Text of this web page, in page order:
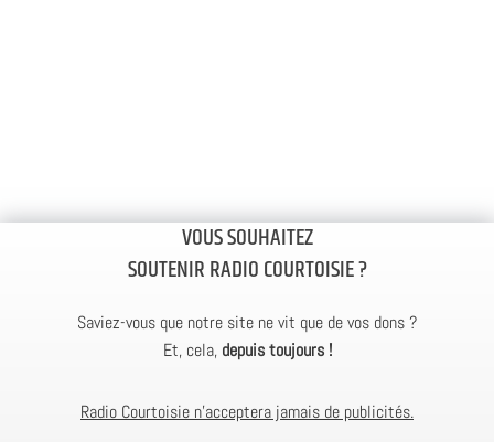
VOUS SOUHAITEZ
SOUTENIR RADIO COURTOISIE ?
Saviez-vous que notre site ne vit que de vos dons ?
Et, cela, depuis toujours !
Radio Courtoisie n’acceptera jamais de publicités.